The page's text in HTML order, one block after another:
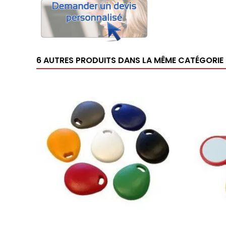
6 AUTRES PRODUITS DANS LA MÊME CATÉGORIE